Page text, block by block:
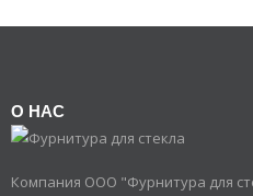
О НАС
Компания ООО "Фурнитура для